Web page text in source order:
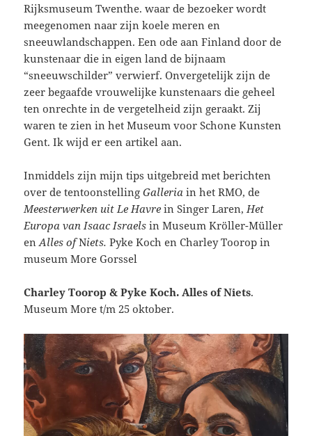
Rijksmuseum Twenthe. waar de bezoeker wordt
meegenomen naar zijn koele meren en
sneeuwlandschappen. Een ode aan Finland door de
kunstenaar die in eigen land de bijnaam
“sneeuwschilder” verwierf. Onvergetelijk zijn de
zeer begaafde vrouwelijke kunstenaars die geheel
ten onrechte in de vergetelheid zijn geraakt. Zij
waren te zien in het Museum voor Schone Kunsten
Gent. Ik wijd er een artikel aan.
Inmiddels zijn mijn tips uitgebreid met berichten
over de tentoonstellingGalleria in het RMO, de
Meesterwerken uit Le Havrein Singer Laren,Het
Europa van Isaac Israelsin Museum Kröller-Müller
enAlles ofNiets. Pyke Koch en Charley Toorop in
museum More Gorssel
Charley Toorop & Pyke Koch. Alles of Niets.
Museum More t/m 25 oktober.